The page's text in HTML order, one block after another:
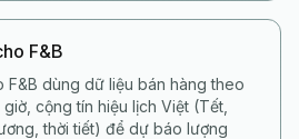
F&B
F&B dùng dữ liệu bán hàng theo
cộng tín hiệu lịch Việt (Tết,
thời tiết) để dự báo lượng